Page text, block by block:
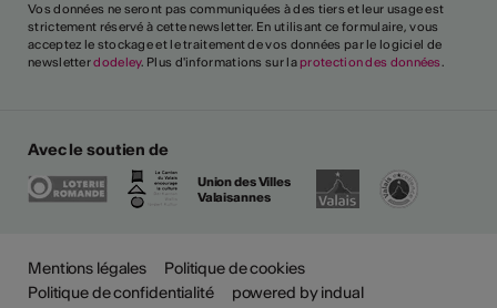
Vos données ne seront pas communiquées à des tiers et leur usage est
strictement réservé à cette newsletter. En utilisant ce formulaire, vous
acceptez le stockage et le traitement de vos données par le logiciel de
newsletterdodeley. Plus d'informations sur la protection des données.
Avec le soutien de
Union des Villes
Valaisannes
Mentions légales
Politique de cookies
Politique de confidentialité
powered by indual